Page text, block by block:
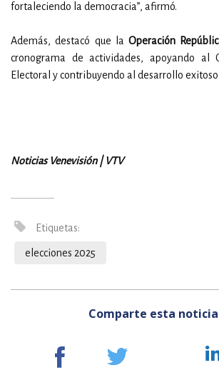
fortaleciendo la democracia”, afirmó.
Además, destacó que la Operación
cronograma de actividades, apoyando al
Electoral y contribuyendo al desarrollo
Noticias Venevisión | VTV
Etiquetas:
elecciones 2025
Comparte esta